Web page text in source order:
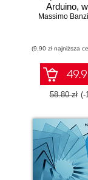
Arduino,
Massimo Banzi
(9,90 zł najniższa
58.80 zł (-